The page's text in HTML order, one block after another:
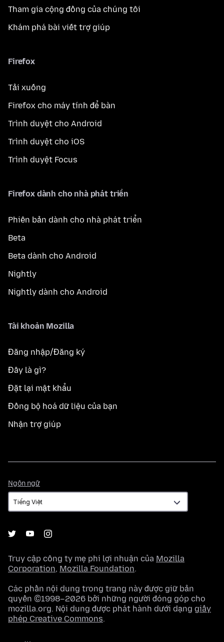
Tham gia cộng đồng của chúng tôi
Khám phá bài viết trợ giúp
Firefox
Tải xuống
Firefox cho máy tính để bàn
Trình duyệt cho Android
Trình duyệt cho iOS
Trình duyệt Focus
Firefox dành cho nhà phát triển
Phiên bản dành cho nhà phát triển
Beta
Beta dành cho Android
Nightly
Nightly dành cho Android
Tài khoản Mozilla
Đăng nhập/Đăng ký
Đây là gì?
Đặt lại mật khẩu
Đồng bộ hoá dữ liệu của bạn
Nhận trợ giúp
Ngôn ngữ
ngữ
Truy cập công ty mẹ phi lợi nhuận của Mozilla
Corporation, Mozilla Foundation.
Các phần nội dung trong trang này được giữ bản
quyền ©1998–2026 bởi những người đóng góp cho
mozilla.org. Nội dung được phát hành dưới dạng giấy
phép Creative Commons.